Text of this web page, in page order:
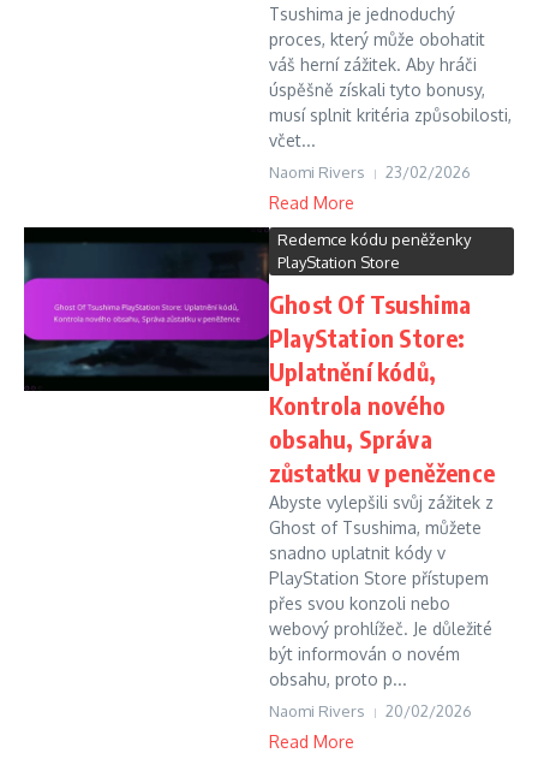
Tsushima je jednoduchý
proces, který může obohatit
váš herní zážitek. Aby hráči
úspěšně získali tyto bonusy,
musí splnit kritéria způsobilosti,
včet...
Naomi Rivers 23/02/2026
Read More
Redemce kódu peněženky
PlayStation Store
Ghost Of Tsushima
PlayStation Store:
Uplatnění kódů,
Kontrola nového
obsahu, Správa
zůstatku v peněžence
Abyste vylepšili svůj zážitek z
Ghost of Tsushima, můžete
snadno uplatnit kódy v
PlayStation Store přístupem
přes svou konzoli nebo
webový prohlížeč. Je důležité
být informován o novém
obsahu, proto p...
Naomi Rivers 20/02/2026
Read More